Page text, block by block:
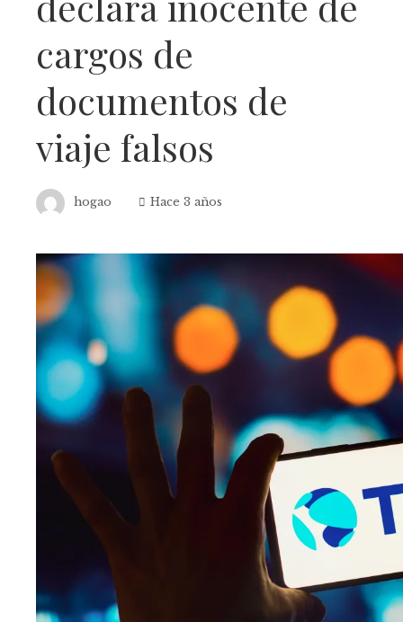
cargos de
documentos de
viaje falsos
hogao Hace 3 años